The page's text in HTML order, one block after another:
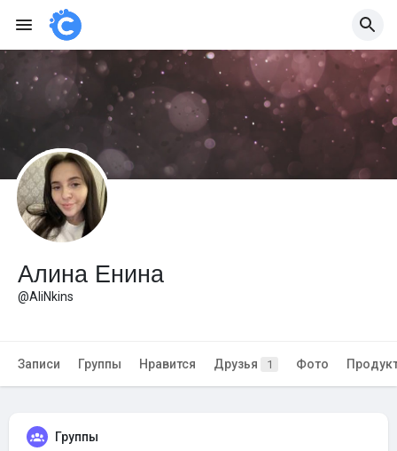
Алина Енина
@AliNkins
Записи Группы Нравится Друзья 1 Фото
Группы